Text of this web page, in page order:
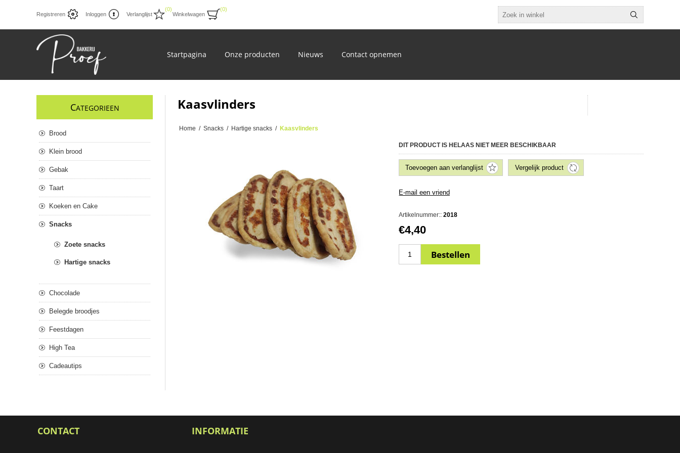
Registreren Inloggen Verlanglijst
(0)
Winkelwagen
(0)
Startpagina Onze producten Nieuws Contact opnemen
Kaasvlinders
Home / Snacks / Hartige snacks / Kaasvlinders
DIT PRODUCT IS HELAAS NIET MEER BESCHIKBAAR
Artikelnummer:: 2018
€4,40
CATEGORIEEN
Brood
Klein brood
Gebak
Taart
Koeken en Cake
Snacks
Zoete snacks
Hartige snacks
Chocolade
Belegde broodjes
Feestdagen
High Tea
Cadeautips
CONTACT INFORMATIE